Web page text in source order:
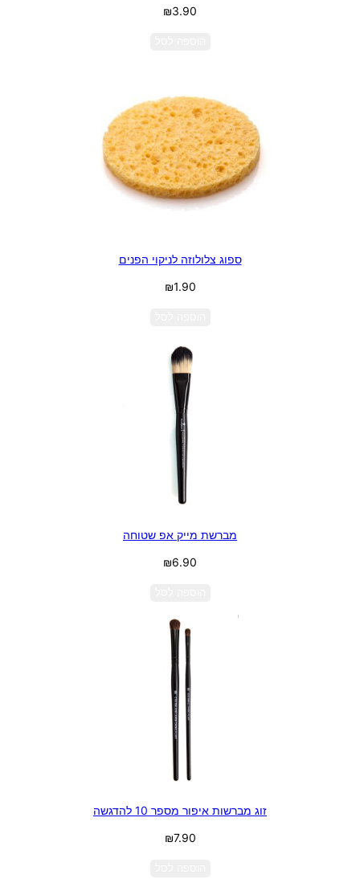
₪3.90
ספוג צלולוזה לניקוי הפנים
₪1.90
מברשת מייק אפ שטוחה
₪6.90
זוג מברשות איפור מספר 10 להדגשה
₪7.90